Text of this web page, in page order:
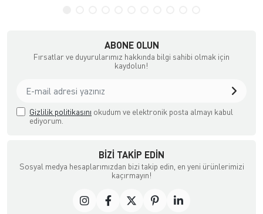
ABONE OLUN
Fırsatlar ve duyurularımız hakkında bilgi sahibi olmak için
kaydolun!
Gizlilik politikasını okudum ve elektronik posta almayı kabul
ediyorum.
BIZI TAKIP EDIN
Sosyal medya hesaplarımızdan bizi takip edin, en yeni ürünlerimizi
kaçırmayın!